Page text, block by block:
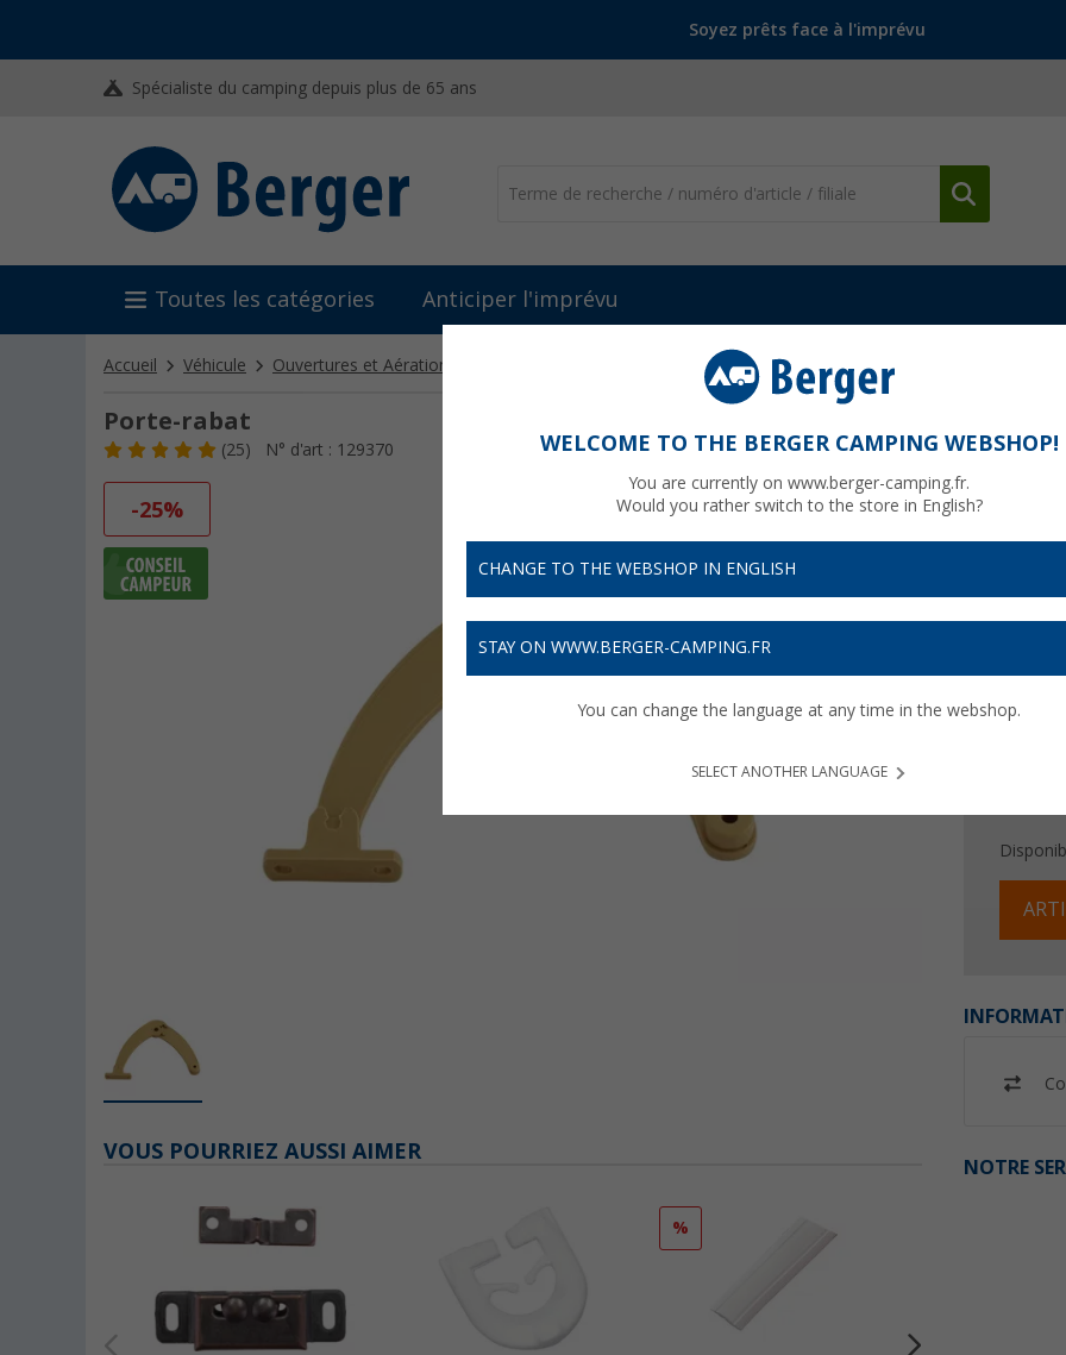
Soyez prêts face à l'imprévu
Spécialiste du camping depuis plus de 65 ans
Toutes les catégories Anticiper l'imprévu
Accueil Véhicule Ouvertures et Aération Charnières, raccords et accessoires de meubles Porte-rabat
Porte-rabat
(25) N° d'art : 129370
-25%
5,99
NOTRE
VOUS POURRIEZ AUSSI AIMER
%
WELCOME TO THE BERGER CAMPING WEBSHOP!
You are currently on www.berger-camping.fr.
Would you rather switch to the store in English?
CHANGE TO THE WEBSHOP IN ENGLISH
STAY ON WWW.BERGER-CAMPING.FR
You can change the language at any time in the webshop.
SELECT ANOTHER LANGUAGE